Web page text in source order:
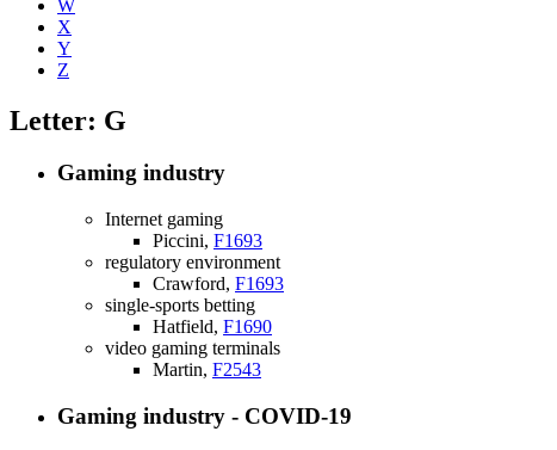
W
X
Y
Z
Letter: G
Gaming industry
Internet gaming
Piccini, F1693
regulatory environment
Crawford, F1693
single-sports betting
Hatfield, F1690
video gaming terminals
Martin, F2543
Gaming industry - COVID-19